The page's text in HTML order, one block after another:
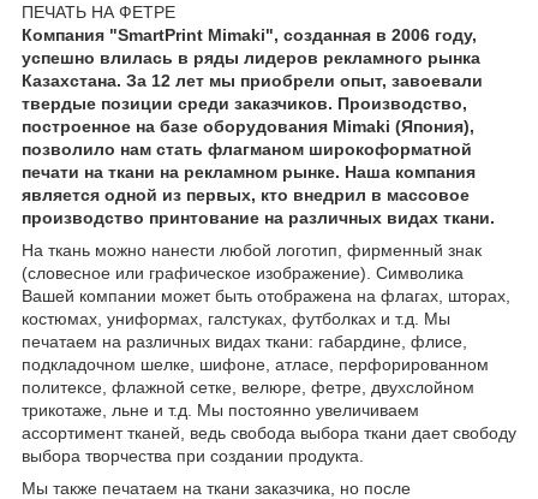
ПЕЧАТЬ НА ФЕТРЕ
Компания "SmartPrint Mimaki", созданная в 2006 году,
успешно влилась в ряды лидеров рекламного рынка
Казахстана. За 12 лет мы приобрели опыт, завоевали
твердые позиции среди заказчиков. Производство,
построенное на базе оборудования Mimaki (Япония),
позволило нам стать флагманом широкоформатной
печати на ткани на рекламном рынке. Наша компания
является одной из первых, кто внедрил в массовое
производство принтование на различных видах ткани.
На ткань можно нанести любой логотип, фирменный знак
(словесное или графическое изображение). Символика
Вашей компании может быть отображена на флагах, шторах,
костюмах, униформах, галстуках, футболках и т.д. Мы
печатаем на различных видах ткани: габардине, флисе,
подкладочном шелке, шифоне, атласе, перфорированном
политексе, флажной сетке, велюре, фетре, двухслойном
трикотаже, льне и т.д. Мы постоянно увеличиваем
ассортимент тканей, ведь свобода выбора ткани дает свободу
выбора творчества при создании продукта.
Мы также печатаем на ткани заказчика, но после